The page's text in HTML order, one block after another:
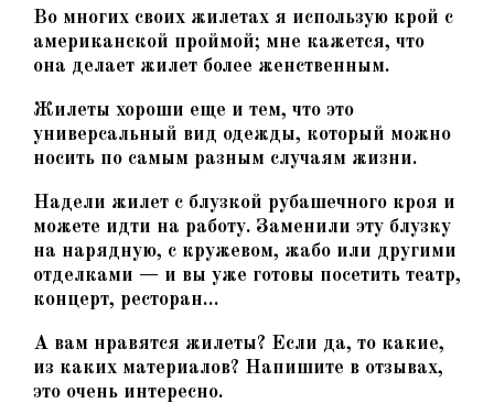
Во многих своих жилетах я использую крой с
американской проймой; мне кажется, что
она делает жилет более женственным.
Жилеты хороши еще и тем, что это
универсальный вид одежды, который можно
носить по самым разным случаям жизни.
Надели жилет с блузкой рубашечного кроя и
можете идти на работу. Заменили эту блузку
на нарядную, с кружевом, жабо или другими
отделками — и вы уже готовы посетить театр,
концерт, ресторан…
А вам нравятся жилеты? Если да, то какие,
из каких материалов? Напишите в отзывах,
это очень интересно.